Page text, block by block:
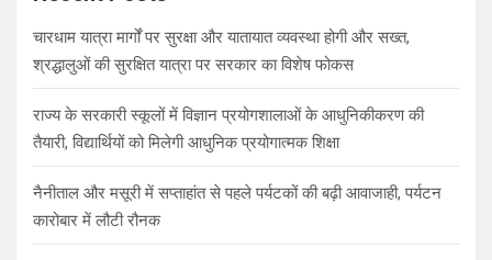
चारधाम यात्रा मार्गों पर सुरक्षा और यातायात व्यवस्था होगी और सख्त,
श्रद्धालुओं की सुरक्षित यात्रा पर सरकार का विशेष फोकस
राज्य के सरकारी स्कूलों में विज्ञान प्रयोगशालाओं के आधुनिकीकरण की
तैयारी, विद्यार्थियों को मिलेगी आधुनिक प्रयोगात्मक शिक्षा
नैनीताल और मसूरी में सप्ताहांत से पहले पर्यटकों की बढ़ी आवाजाही, पर्यटन
कारोबार में लौटी रौनक